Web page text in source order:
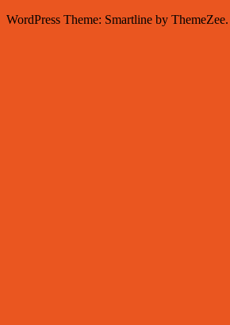
WordPress Theme: Smartline by ThemeZee.